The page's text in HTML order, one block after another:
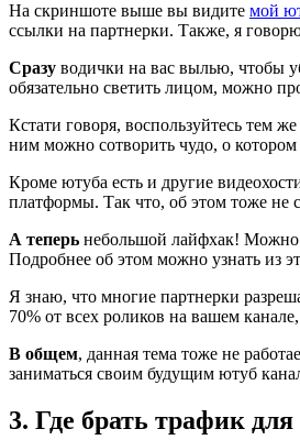
На скриншоте выше вы видите мой
ссылки на партнерки. Также, я
Сразу водички на вас вылью, чтобы
обязательно светить лицом, можно
Кстати говоря, воспользуйтесь тем
ним можно сотворить чудо, о котором
Кроме ютуба есть и другие
платформы. Так что, об этом тоже не
А теперь небольшой лайфхак! Можно
Подробнее об этом можно узнать из
Я знаю, что многие партнерки
70% от всех роликов на вашем
В общем, данная тема тоже не
заниматься своим будущим ютуб
3. Где брать трафик